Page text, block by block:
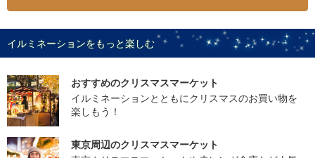
イルミネーションをもっと楽しむ
おすすめのクリスマスマーケット
イルミネーションとともにクリスマスのお買い物を
楽しもう！
東京周辺のクリスマスマーケット